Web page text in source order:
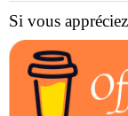
Si vous